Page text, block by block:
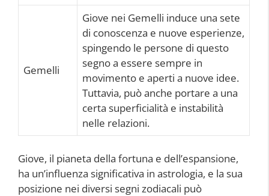
Gemelli
Giove nei Gemelli induce una sete
di conoscenza e nuove esperienze,
spingendo le persone di questo
segno a essere sempre in
movimento e aperti a nuove idee.
Tuttavia, può anche portare a una
certa superficialità e instabilità
nelle relazioni.
Giove, il pianeta della fortuna e dell’espansione,
ha un’influenza significativa in astrologia, e la sua
posizione nei diversi segni zodiacali può